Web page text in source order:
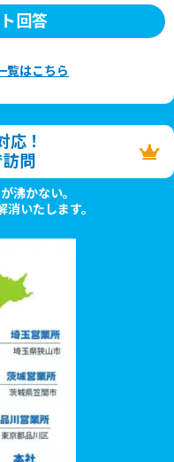
回答
覧はこちら
応！
問
沸かない。
いたします。